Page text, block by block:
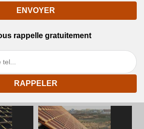
rappelle gratuitement